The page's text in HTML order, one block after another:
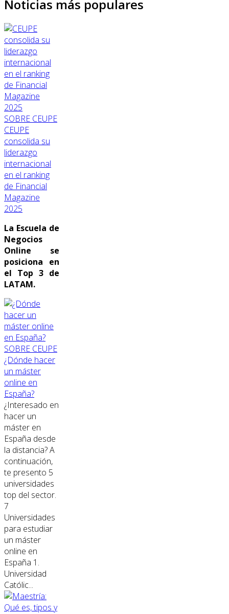
Noticias más populares
SOBRE CEUPE
CEUPE
consolida su
liderazgo
internacional
en el ranking
de Financial
Magazine
2025
La Escuela de
Negocios
Online se
posiciona en
el Top 3 de
LATAM.
SOBRE CEUPE
¿Dónde hacer
un máster
online en
España?
¿Interesado en
hacer un
máster en
España desde
la distancia? A
continuación,
te presento 5
universidades
top del sector.
7
Universidades
para estudiar
un máster
online en
España 1.
Universidad
Católic...